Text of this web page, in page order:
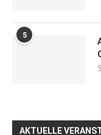
AKTUELLE
5